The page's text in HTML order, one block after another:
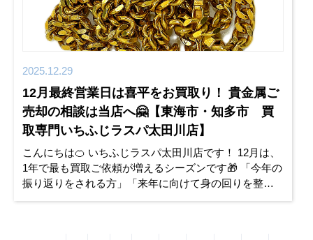
2025.12.29
12月最終営業日は喜平をお買取り！ 貴金属ご
売却の相談は当店へ🤗【東海市・知多市 買
取専門いちふじラスパ太田川店】
こんにちは🍊 いちふじラスパ太田川店です！ 12月は、
1年で最も買取ご依頼が増えるシーズンです🎁 「今年の
振り返りをされる方」「来年に向けて身の回りを整え
たい方」からのご相談も増えています😘 金相場・ブラ